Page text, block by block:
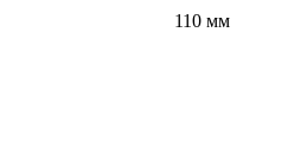
110 мм